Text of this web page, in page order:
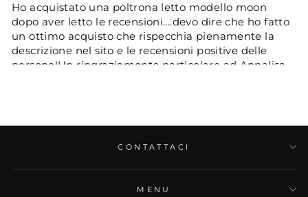
Ho acquistato una poltrona letto modello moon
dopo aver letto le recensioni....devo dire che ho fatto
un ottimo acquisto che rispecchia pienamente la
descrizione nel sito e le recensioni positive delle
persone!Un ringraziamento particolare ad Annalisa
CONTATTACI
MENU